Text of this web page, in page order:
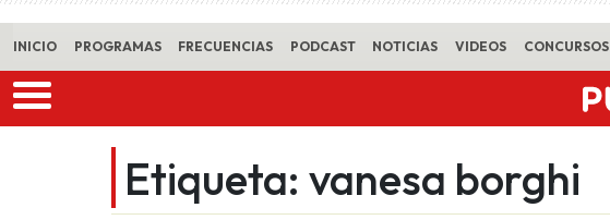
INICIO PROGRAMAS FRECUENCIAS PODCAST NOTICIAS VIDEOS CONCURSOS
Etiqueta: vanesa borghi